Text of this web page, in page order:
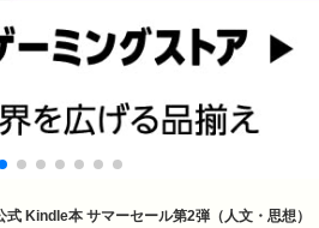
式 Kindle本 サマーセール第2弾（人文・思想）